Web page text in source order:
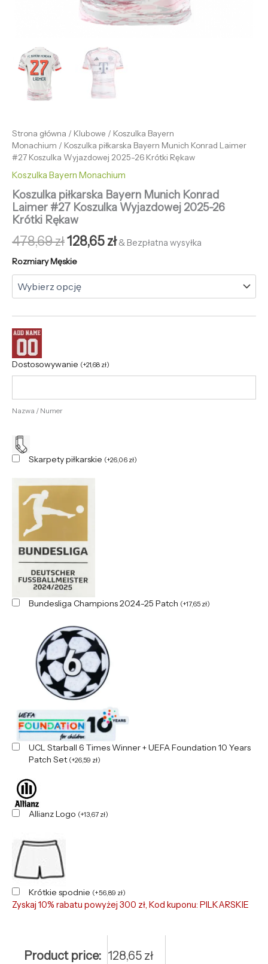
Strona główna / Klubowe / Koszulka Bayern
Monachium / Koszulka piłkarska Bayern Munich Konrad Laimer
#27 Koszulka Wyjazdowej 2025-26 Krótki Rękaw
Koszulka Bayern Monachium
Koszulka piłkarska Bayern Munich Konrad
Laimer #27 Koszulka Wyjazdowej 2025-26
Krótki Rękaw
478,69zł128,65zł & Bezpłatna wysyłka
Rozmiary Męskie
Dostosowywanie (+21,68 zł)
Nazwa / Numer
Skarpety piłkarskie (+26,06 zł)
Bundesliga Champions 2024-25 Patch (+17,65 zł)
UCL Starball 6 Times Winner + UEFA Foundation 10 Years
Patch Set (+26,59 zł)
Allianz Logo (+13,67 zł)
Krótkie spodnie (+56,89 zł)
Zyskaj 10% rabatu powyżej 300 zł, Kod kuponu: PILKARSKIE
Product price: 128,65 zł